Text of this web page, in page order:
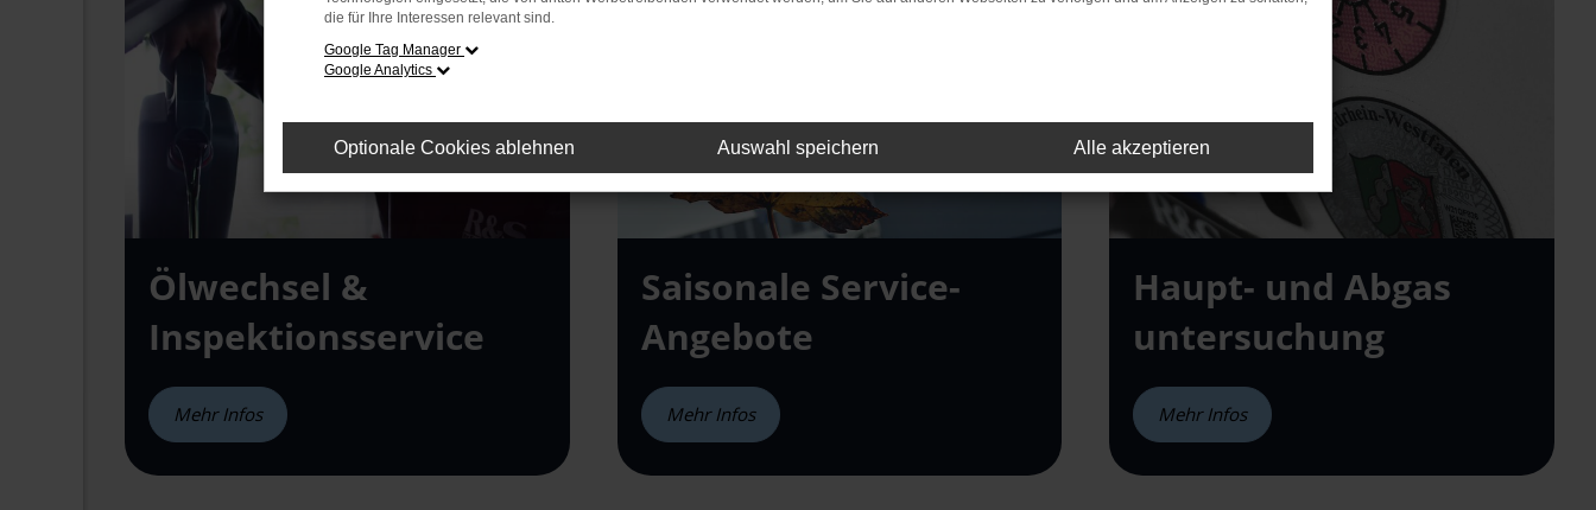
Ölwechsel &
Inspektionsservice
Mehr Infos
Saisonale Service-
Angebote
Mehr Infos
Haupt- und Abgas
untersuchung
Mehr Infos
die für Ihre Interessen relevant sind.
Google Tag Manager
Google Analytics
Optionale Cookies ablehnen Auswahl speichern Alle akzeptieren